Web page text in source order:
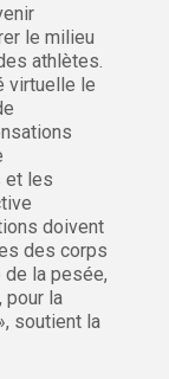
le milieu
athlètes.
virtuelle le
et les
doivent
des corps
la pesée,
pour la
soutient la